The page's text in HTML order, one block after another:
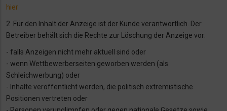
hier
2. Für den Inhalt der Anzeige ist der Kunde verantwortlich. Der
Betreiber behält sich die Rechte zur Löschung der Anzeige vor:
- falls Anzeigen nicht mehr aktuell sind oder
- wenn Wettbewerberseiten geworben werden (als
Schleichwerbung) oder
- Inhalte veröffentlicht werden, die politisch extremistische
Positionen vertreten oder